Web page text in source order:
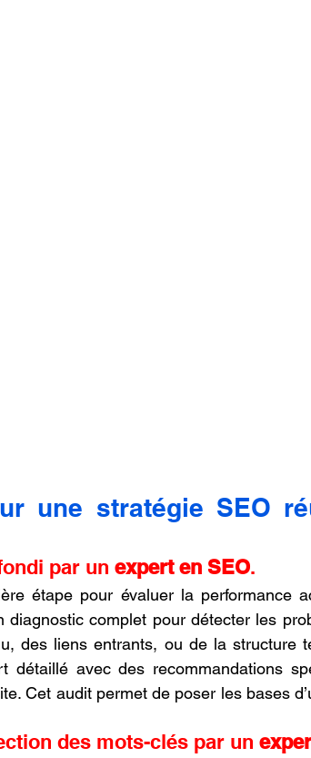
par un expert en SEO.
complet pour détecter les
des liens entrants, ou de la structure
détaillé avec des recommandations
Cet audit permet de poser les bases
des mots-clés par un